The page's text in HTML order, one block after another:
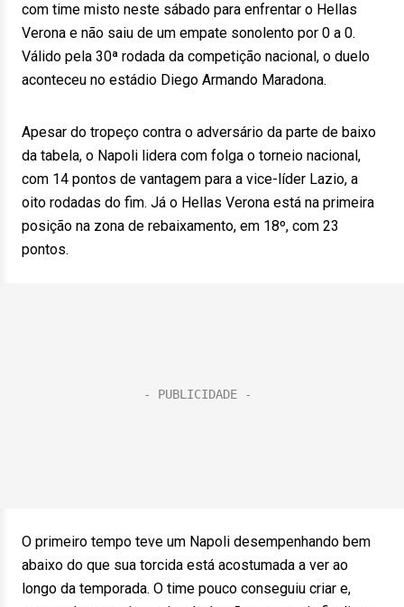
com time misto neste sábado para enfrentar o Hellas
Verona e não saiu de um empate sonolento por 0 a 0.
Válido pela 30ª rodada da competição nacional, o duelo
aconteceu no estádio Diego Armando Maradona.
Apesar do tropeço contra o adversário da parte de baixo
da tabela, o Napoli lidera com folga o torneio nacional,
com 14 pontos de vantagem para a vice-líder Lazio, a
oito rodadas do fim. Já o Hellas Verona está na primeira
posição na zona de rebaixamento, em 18º, com 23
pontos.
O primeiro tempo teve um Napoli desempenhando bem
abaixo do que sua torcida está acostumada a ver ao
longo da temporada. O time pouco conseguiu criar e,